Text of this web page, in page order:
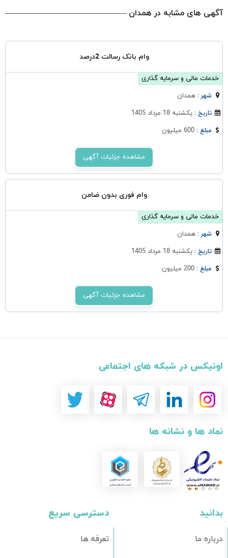
آگهی های مشابه در همدان
وام بانک رسالت 2درصد
خدمات مالی و سرمایه گذاری
شهر :همدان
تاریخ :یکشنبه 18 مرداد 1405
مبلغ :600 میلیون
مشاهده جزئیات آگهی
وام فوری بدون ضامن
خدمات مالی و سرمایه گذاری
شهر :همدان
تاریخ :یکشنبه 18 مرداد 1405
مبلغ :200 میلیون
مشاهده جزئیات آگهی
اونیکس در شبکه های اجتماعی
نماد ها و نشانه ها
دسترسی سریع
تعرفه ها
بدانید
درباره ما